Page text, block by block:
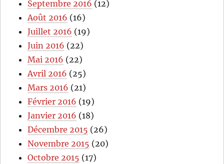
Septembre 2016 (12)
Août 2016 (16)
Juillet 2016 (19)
Juin 2016 (22)
Mai 2016 (22)
Avril 2016 (25)
Mars 2016 (21)
Février 2016 (19)
Janvier 2016 (18)
Décembre 2015 (26)
Novembre 2015 (20)
Octobre 2015 (17)